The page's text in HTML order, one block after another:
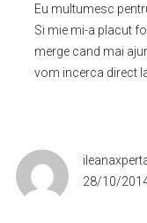
Eu multumesc
Si mie mi-a placut
merge cand mai
vom incerca direct
28/10/